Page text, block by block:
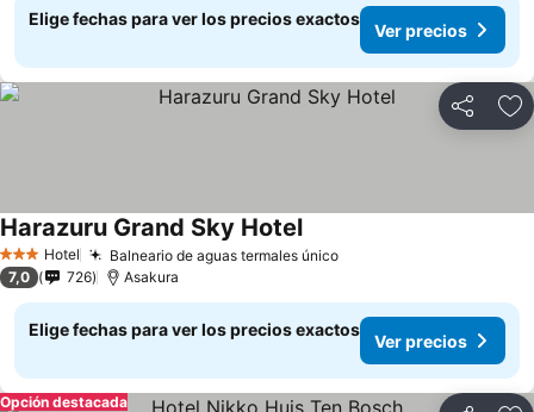
Elige fechas para ver los precios exactos
Ver precios
Compartir
3 Estrellas
Hotel Balneario de aguas termales únicoVer precios
Harazuru Grand Sky HotelVer precios
7,0 726 Asakura
Elige fechas para ver los precios exactos
Ver precios
Opción destacada